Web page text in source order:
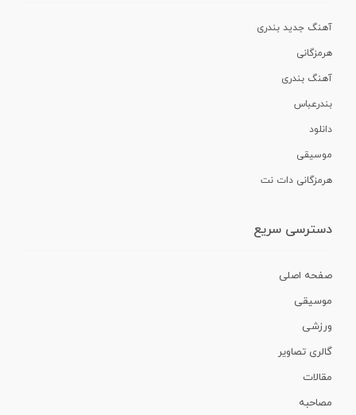
آهنگ جدید بندری
هرمزگانی
آهنگ بندری
بندرعباس
دانلود
موسیقی
هرمزگانی دات نت
دسترسی سریع
صفحه اصلی
موسیقی
ورزشی
گالری تصاویر
مقالات
مصاحبه